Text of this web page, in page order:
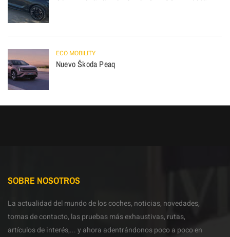
ECO MOBILITY
Nuevo Škoda Peaq
SOBRE NOSOTROS
La actualidad del mundo de los coches, noticias, novedades,
tomas de contacto, las pruebas más exhaustivas, rutas,
artículos de interés,... y ahora adentrándonos poco a poco en